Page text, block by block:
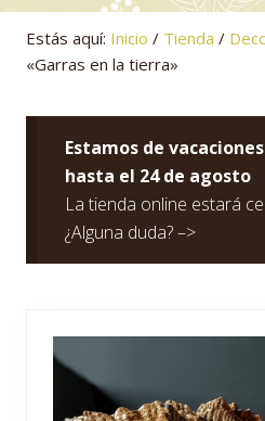
Estás aquí: Inicio / Tienda /
«Garras en la tierra»
Estamos de vacaciones
hasta el 24 de agosto
La tienda online estará
¿Alguna duda? –>